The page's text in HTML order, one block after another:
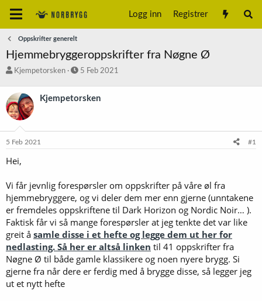
Logg inn Registrer
Oppskrifter generelt
Hjemmebryggeroppskrifter fra Nøgne Ø
T
å
d
s
a
r
e
Kjempetorsken
S
r
a
5 Feb 2021
Kjempetorsken
5 Feb 2021 #1
Hei,
Vi får jevnlig forespørsler om oppskrifter på våre øl fra
hjemmebryggere, og vi deler dem mer enn gjerne (unntakene
er fremdeles oppskriftene til Dark Horizon og Nordic Noir… ).
Faktisk får vi så mange forespørsler at jeg tenkte det var like
greit å samle disse i et hefte og legge dem ut her for
nedlasting. Så her er altså linken til 41 oppskrifter fra
Nøgne Ø til både gamle klassikere og noen nyere brygg. Si
gjerne fra når dere er ferdig med å brygge disse, så legger jeg
ut et nytt hefte